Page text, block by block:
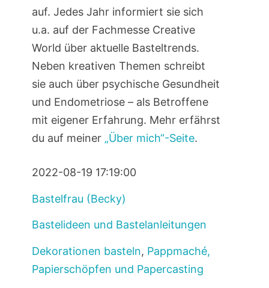
auf. Jedes Jahr informiert sie sich
u.a. auf der Fachmesse Creative
World über aktuelle Basteltrends.
Neben kreativen Themen schreibt
sie auch über psychische Gesundheit
und Endometriose – als Betroffene
mit eigener Erfahrung. Mehr erfährst
du auf meiner „Über mich“-Seite.
2022-08-19 17:19:00
Bastelfrau (Becky)
Bastelideen und Bastelanleitungen
Dekorationen basteln, Pappmaché,
Papierschöpfen und Papercasting